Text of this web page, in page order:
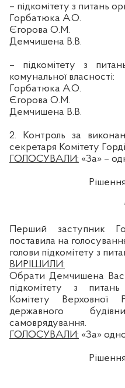
– підкомітету з питань
Горбатюка А.О.
Єгорова О.М.
Демчишена В.В.
– підкомітету з
комунальної власності:
Горбатюка А.О.
Єгорова О.М.
Демчишена В.В.
2. Контроль за
секретаря Комітету
ГОЛОСУВАЛИ: «За» –
Перший заступник
поставила на
голови підкомітету з
ВИРІШИЛИ:
ОбратиДемчишена
підкомітету з
Комітету
державного
самоврядування.
ГОЛОСУВАЛИ: «За»